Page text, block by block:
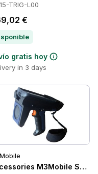
TRIG-L00
€
gratis hoy
in 3 days
UEB M3Mobile SM10-